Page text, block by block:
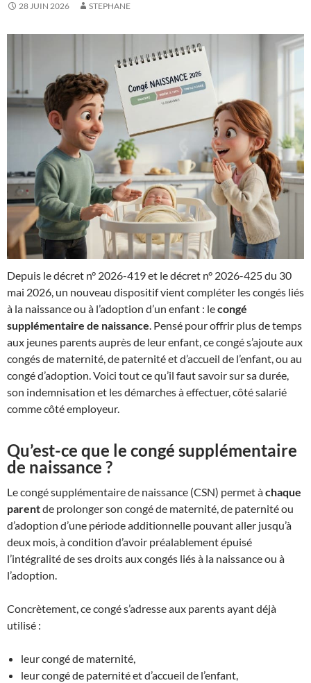
28 JUIN 2026 STEPHANE
Depuis le décret n° 2026-419 et le décret n° 2026-425 du 30
mai 2026, un nouveau dispositif vient compléter les congés liés
à la naissance ou à l’adoption d’un enfant : lecongé
supplémentaire de naissance. Pensé pour offrir plus de temps
aux jeunes parents auprès de leur enfant, ce congé s’ajoute aux
congés de maternité, de paternité et d’accueil de l’enfant, ou au
congé d’adoption. Voici tout ce qu’il faut savoir sur sa durée,
son indemnisation et les démarches à effectuer, côté salarié
comme côté employeur.
Qu’est-ce que le congé supplémentaire
de naissance ?
Le congé supplémentaire de naissance (CSN) permet àchaque
parentde prolonger son congé de maternité, de paternité ou
d’adoption d’une période additionnelle pouvant aller jusqu’à
deux mois, à condition d’avoir préalablement épuisé
l’intégralité de ses droits aux congés liés à la naissance ou à
l’adoption.
Concrètement, ce congé s’adresse aux parents ayant déjà
utilisé :
leur congé de maternité,
leur congé de paternité et d’accueil de l’enfant,